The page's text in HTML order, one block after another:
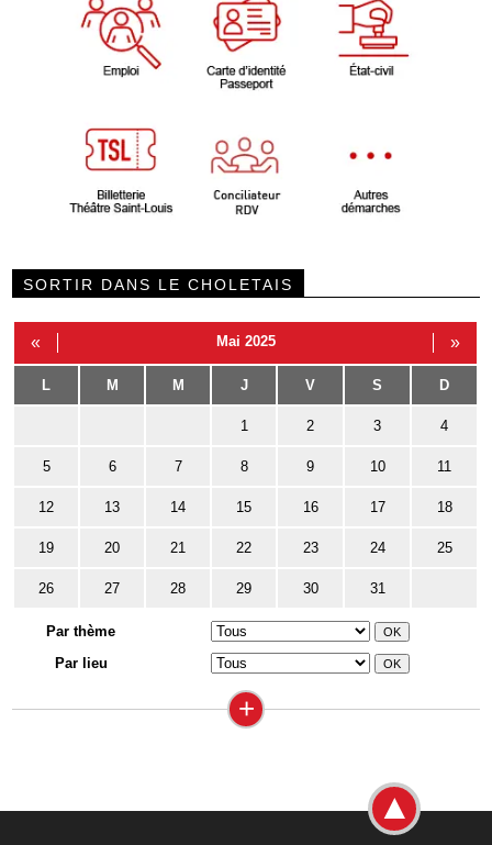
SORTIR DANS LE CHOLETAIS
« Mai 2025 »
L M M J V S D
1 2 3 4
5 6 7 8 9 10 11
12 13 14 15 16 17 18
19 20 21 22 23 24 25
26 27 28 29 30 31
Par thème
Par lieu
+